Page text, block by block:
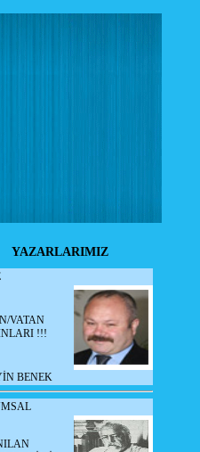
YAZARLARIMIZ
VATAN
!!!
BENEK